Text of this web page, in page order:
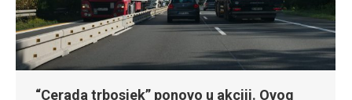
“Cerada trbosjek” ponovo u akciji. Ovog